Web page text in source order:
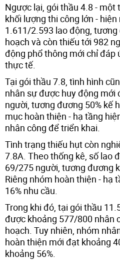
Ngược lại, gói thầu 4.8 -
khối lượng thi công lớn -
1.611/2.593 lao động,
hoạch và còn thiếu tới 982
động phổ thông mới chỉ đáp
thực tế.
Tại gói thầu 7.8, tình hình
nhân sự được huy động mới
người, tương đương 50% kế
mục hoàn thiện - hạ tầng
nhân công để triển khai.
Tình trạng thiếu hụt còn
7.8A. Theo thống kê, số lao
69/275 người, tương đương
Riêng nhóm hoàn thiện - hạ
16% nhu cầu.
Trong khi đó, tại gói thầu
được khoảng 577/800 nhân
hoạch. Tuy nhiên, nhóm
hoàn thiện mới đạt khoảng
khoảng 56%.